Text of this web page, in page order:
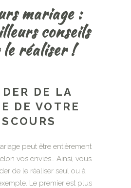
mariage :
conseils
réaliser !
DE LA
DE VOTRE
peut être entièrement
vos envies… Ainsi, vous
de le réaliser seul ou à
Le premier est plus